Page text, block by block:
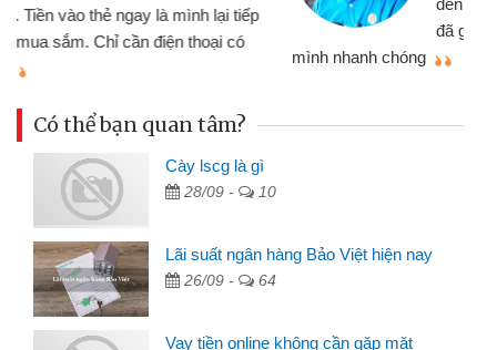
đến website qua bạn bè giới thiệu tôi
đã giải quyết được công việc của
Có thể bạn quan tâm?
Cày lscg là gì
28/09 - 10
Lãi suất ngân hàng Bảo Việt hiện nay
26/09 - 64
Vay tiền online không cần gặp mặt